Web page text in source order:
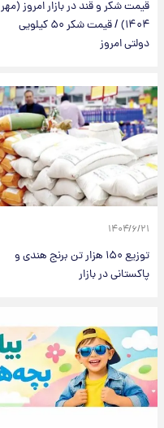
قیمت شکر و قند در بازار امروز (مهر
۱۴۰۴) / قیمت شکر ۵۰ کیلویی
دولتی امروز
۱۴۰۴/۶/۲۱
توزیع ۱۵۰ هزار تن برنج‌ هندی و
پاکستانی در بازار